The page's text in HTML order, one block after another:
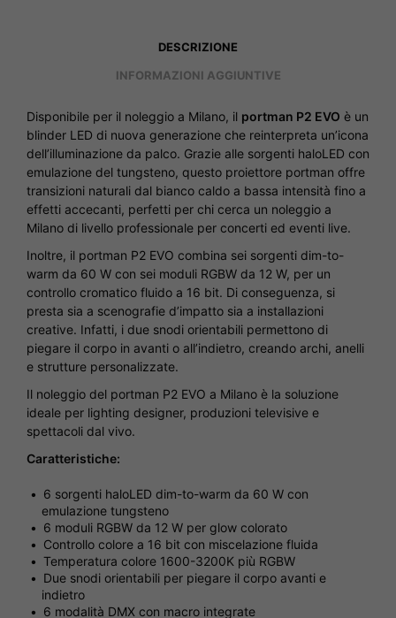
DESCRIZIONE
INFORMAZIONI AGGIUNTIVE
Disponibile per il noleggio a Milano, il portman P2 EVO è un
blinder LED di nuova generazione che reinterpreta un’icona
dell’illuminazione da palco. Grazie alle sorgenti haloLED con
emulazione del tungsteno, questo proiettore portman offre
transizioni naturali dal bianco caldo a bassa intensità fino a
effetti accecanti, perfetti per chi cerca un noleggio a
Milano di livello professionale per concerti ed eventi live.
Inoltre, il portman P2 EVO combina sei sorgenti dim-to-
warm da 60 W con sei moduli RGBW da 12 W, per un
controllo cromatico fluido a 16 bit. Di conseguenza, si
presta sia a scenografie d’impatto sia a installazioni
creative. Infatti, i due snodi orientabili permettono di
piegare il corpo in avanti o all’indietro, creando archi, anelli
e strutture personalizzate.
Il noleggio del portman P2 EVO a Milano è la soluzione
ideale per lighting designer, produzioni televisive e
spettacoli dal vivo.
Caratteristiche:
6 sorgenti haloLED dim-to-warm da 60 W con
emulazione tungsteno
6 moduli RGBW da 12 W per glow colorato
Controllo colore a 16 bit con miscelazione fluida
Temperatura colore 1600-3200K più RGBW
Due snodi orientabili per piegare il corpo avanti e
indietro
6 modalità DMX con macro integrate